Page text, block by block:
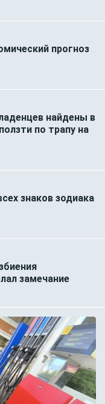
прогноз
найдены в
по трапу на
знаков зодиака
замечание